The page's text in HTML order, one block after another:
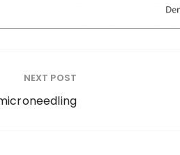
NEXT POST